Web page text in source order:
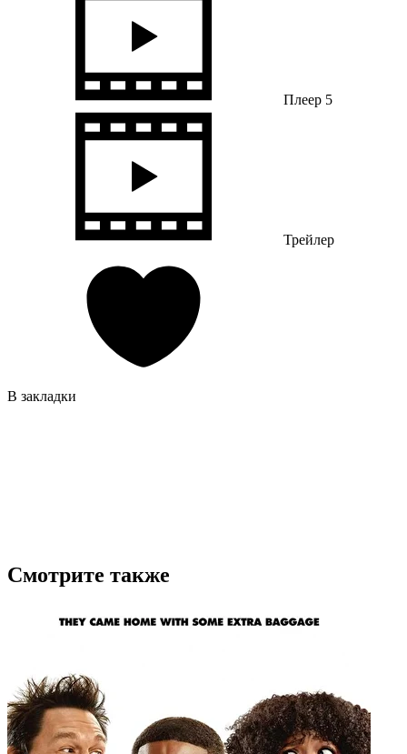
Плеер 5
Трейлер
В закладки
Смотрите также